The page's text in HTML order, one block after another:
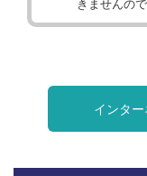
きませんの
インタ